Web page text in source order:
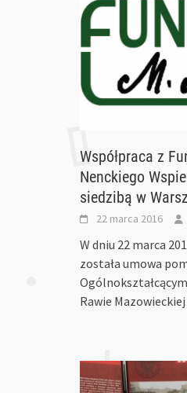
Współpraca z
Nenckiego
siedzibą w
22 marca 2016
W dniu 22 marca
została umowa
Rawie Mazowieckiej